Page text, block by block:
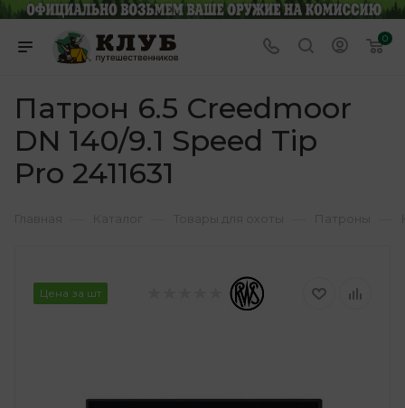
0
Патрон 6.5 Creedmoor
DN 140/9.1 Speed Tip
Pro 2411631
Цена за шт